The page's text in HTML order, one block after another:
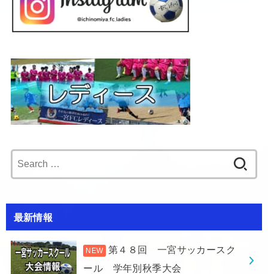
for:
最新情報
第４８回 一宮サッカースク
ール 学年別秋季大会